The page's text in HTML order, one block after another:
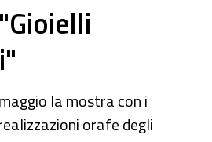
la mostra con i
orafe degli